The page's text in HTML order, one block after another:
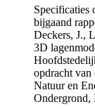
Specificaties
bijgaand
Deckers, J.,
3D
opdracht van
Natuur en
Ondergrond,